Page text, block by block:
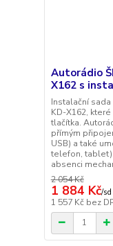
Autorádio
X162 s
Instalační sada
KD-X162,
tlačítka.
přímým
USB) a také
telefon, tablet)
absenci
2 054 Kč
1 884 Kč/sd
1 557 Kč bez